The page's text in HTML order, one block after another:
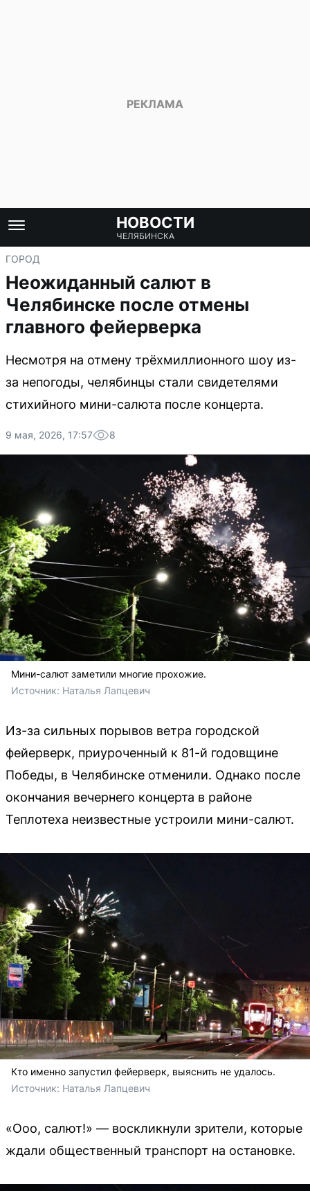
НОВОСТИ
ЧЕЛЯБИНСКА
ГОРОД
Неожиданный салют в
Челябинске после отмены
главного фейерверка
Несмотря на отмену трёхмиллионного шоу из-
за непогоды, челябинцы стали свидетелями
стихийного мини-салюта после концерта.
9 мая, 2026, 17:57 8
Мини-салют заметили многие прохожие.
Источник: Наталья Лапцевич
Из-за сильных порывов ветра городской
фейерверк, приуроченный к 81-й годовщине
Победы, в Челябинске отменили. Однако после
окончания вечернего концерта в районе
Теплотеха неизвестные устроили мини-салют.
Кто именно запустил фейерверк, выяснить не удалось.
Источник: Наталья Лапцевич
«Ооо, салют!» — воскликнули зрители, которые
ждали общественный транспорт на остановке.